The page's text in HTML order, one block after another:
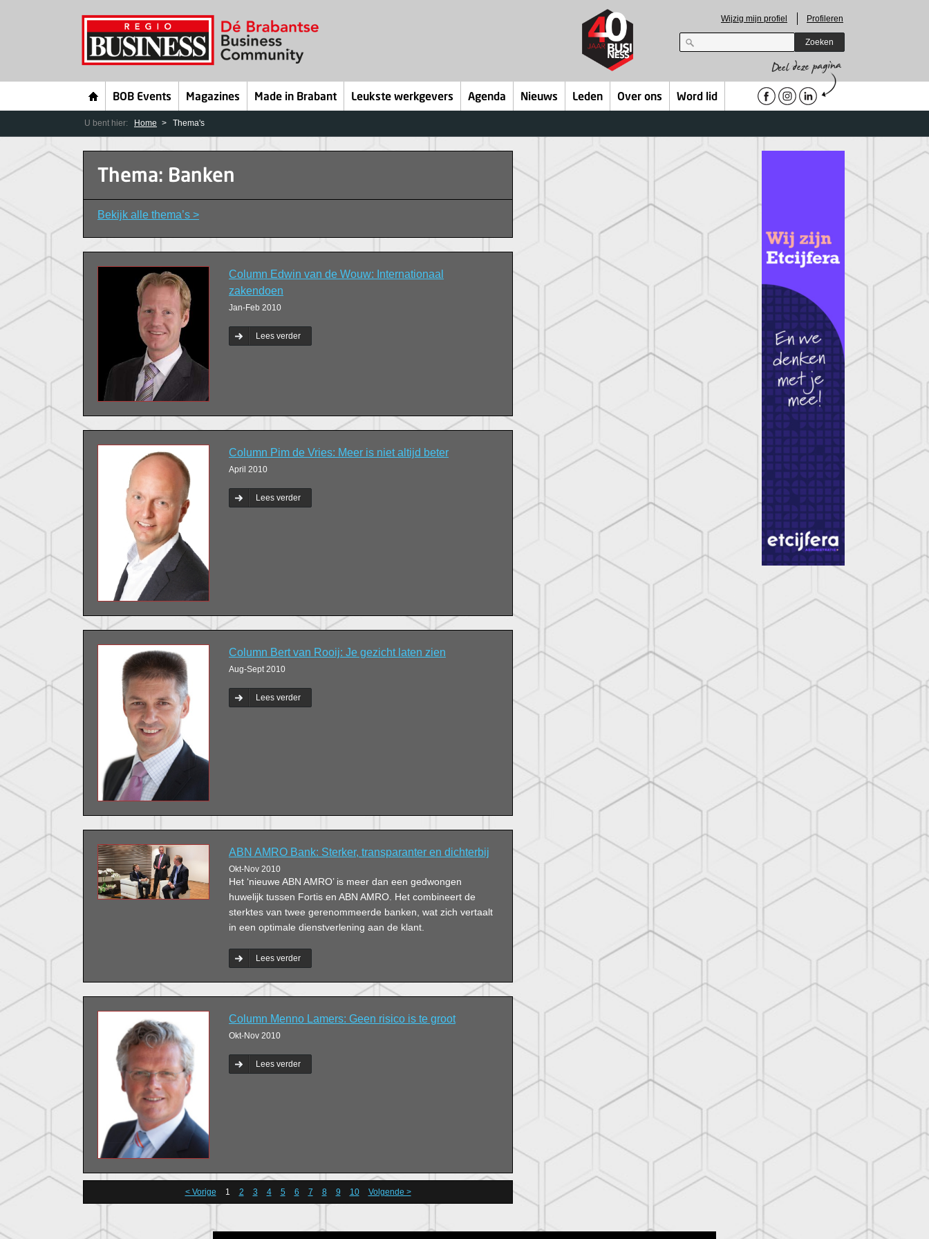
Wijzig mijn profiel Profileren
Zoeken
BOB Events Magazines Made in Brabant Leukste werkgevers Agenda Nieuws Leden Over ons Word lid
U bent hier: Home Thema's
Thema: Banken
Bekijk alle thema’s >
Column Edwin van de Wouw: Internationaal
zakendoen
Jan-Feb 2010
Lees verder
Column Pim de Vries: Meer is niet altijd beter
April 2010
Lees verder
Column Bert van Rooij: Je gezicht laten zien
Aug-Sept 2010
Lees verder
ABN AMRO Bank: Sterker, transparanter en dichterbij
Okt-Nov 2010
Het ‘nieuwe ABN AMRO’ is meer dan een gedwongen
huwelijk tussen Fortis en ABN AMRO. Het combineert de
sterktes van twee gerenommeerde banken, wat zich vertaalt
in een optimale dienstverlening aan de klant.
Lees verder
Column Menno Lamers: Geen risico is te groot
Okt-Nov 2010
Lees verder
< Vorige 1 2 3 4 5 6 7 8 9 10 Volgende >